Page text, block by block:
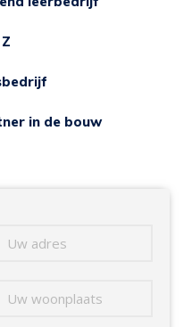
in de bouw